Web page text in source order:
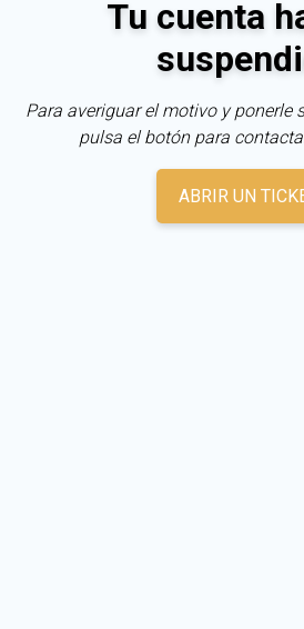
Tu cuenta
Para averiguar el motivo y ponerle
pulsa el botón para
ABRIR UN